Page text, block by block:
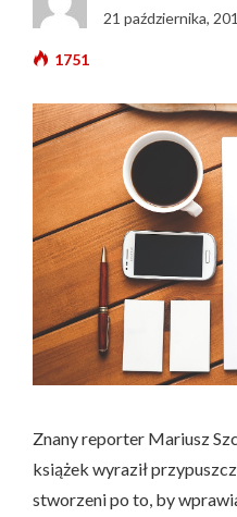
21 października,
1751
Znany reporter Mariusz
książek wyraził
stworzeni po to, by